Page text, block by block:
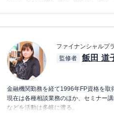
ファイナンシャルプ
監修者
飯田 道
金融機関勤務を経て1996年FP資格を取
現在は各種相談業務のほか、セミナー
などを活動は多岐に渡る。